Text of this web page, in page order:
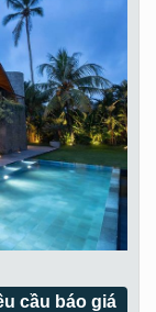
cầu báo giá